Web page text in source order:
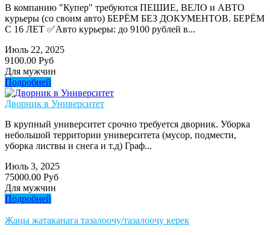
В компанию "Купер" требуются ПЕШИЕ, ВЕЛО и АВТО
курьеры (со своим авто) БЕРЁМ БЕЗ ДОКУМЕНТОВ. БЕРЁМ
С 16 ЛЕТ ✅Авто курьеры: до 9100 рублей в...
Июль 22, 2025
9100.00 Руб
Для мужчин
Подробней
Дворник в Университет
В крупный университет срочно требуется дворник. Уборка
небольшой территории университета (мусор, подмести,
уборка листвы и снега и т.д) Граф...
Июль 3, 2025
75000.00 Руб
Для мужчин
Подробней
Жаңы жатаканага тазалоочу/тазалоочу керек